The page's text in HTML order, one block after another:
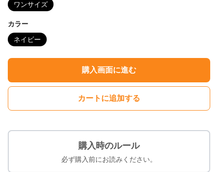
ワンサイズ
カラー
ネイビー
購入画面に進む
カートに追加する
購入時のルール
必ず購入前にお読みください。